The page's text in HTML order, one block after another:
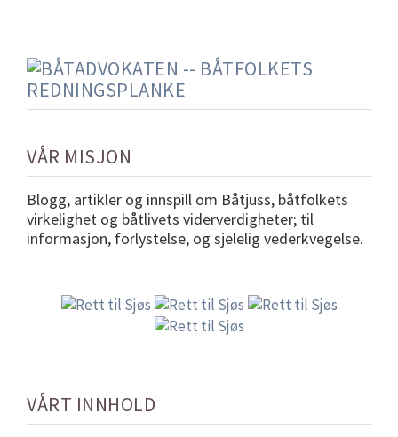
VÅR MISJON
Blogg, artikler og innspill om Båtjuss, båtfolkets
virkelighet og båtlivets viderverdigheter; til
informasjon, forlystelse, og sjelelig vederkvegelse.
VÅRT INNHOLD